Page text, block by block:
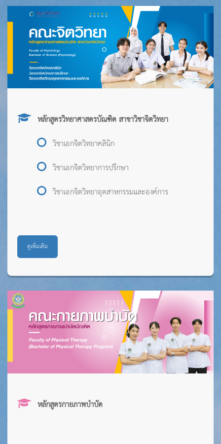
หลักสูตรวิทยาศาสตรบัณฑิต สาขาวิชาจิตวิทยา
วิชาเอกจิตวิทยาคลินิก
วิชาเอกจิตวิทยาการปรึกษา
วิชาเอกจิตวิทยาอุตสาหกรรมและองค์การ
ดูเพิ่มเติม
หลักสูตรกายภาพบำบัด